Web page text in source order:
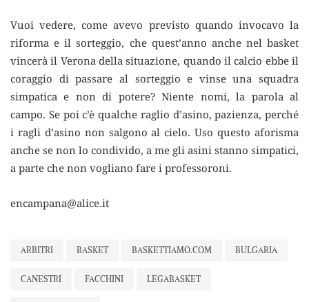
Vuoi vedere, come avevo previsto quando invocavo la
riforma e il sorteggio, che quest’anno anche nel basket
vincerà il Verona della situazione, quando il calcio ebbe il
coraggio di passare al sorteggio e vinse una squadra
simpatica e non di potere? Niente nomi, la parola al
campo. Se poi c’è qualche raglio d’asino, pazienza, perché
i ragli d’asino non salgono al cielo. Uso questo aforisma
anche se non lo condivido, a me gli asini stanno simpatici,
a parte che non vogliano fare i professoroni.
encampana@alice.it
ARBITRI BASKET BASKETTIAMO.COM BULGARIA
CANESTRI FACCHINI LEGABASKET